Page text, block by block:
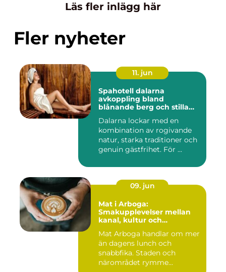
Läs fler inlägg här
Fler nyheter
11. jun
Spahotell dalarna
avkoppling bland
blånande berg och stilla
Dalarna lockar med en
kombination av rogivande
natur, starka traditioner och
genuin gästfrihet. För ...
09. jun
Mat i Arboga:
Smakupplevelser mellan
kanal, kultur och
Mat Arboga handlar om mer
än dagens lunch och
snabbfika. Staden och
närområdet rymme...